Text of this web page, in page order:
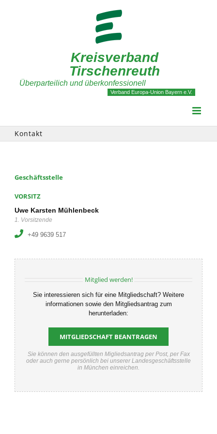
Kreisverband
Tirschenreuth
Überparteilich und überkonfessionell
Verband Europa-Union Bayern e.V.
Kontakt
Geschäftsstelle
VORSITZ
Uwe Karsten Mühlenbeck
1. Vorsitzende
+49 9639 517
Mitglied werden!
Sie interessieren sich für eine Mitgliedschaft? Weitere
informationen sowie den Mitgliedsantrag zum
herunterladen:
MITGLIEDSCHAFT BEANTRAGEN
Sie können den ausgefüllten Migliedsantrag per Post, per Fax
oder auch gerne persönlich bei unserer Landesgeschäftsstelle
in München einreichen.